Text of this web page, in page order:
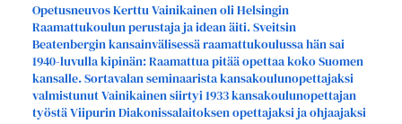
Opetusneuvos Kerttu Vainikainen oli Helsingin
Raamattukoulun perustaja ja idean äiti. Sveitsin
Beatenbergin kansainvälisessä raamattukoulussa hän sai
1940-luvulla kipinän: Raamattua pitää opettaa koko Suomen
kansalle. Sortavalan seminaarista kansakoulunopettajaksi
valmistunut Vainikainen siirtyi 1933 kansakoulunopettajan
työstä Viipurin Diakonissalaitoksen opettajaksi ja ohjaajaksi